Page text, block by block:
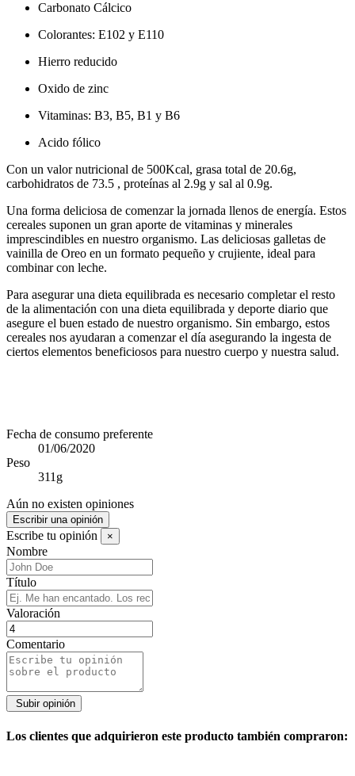
Carbonato Cálcico
Colorantes: E102 y E110
Hierro reducido
Oxido de zinc
Vitaminas: B3, B5, B1 y B6
Acido fólico
Con un valor nutricional de 500Kcal, grasa total de 20.6g,
carbohidratos de 73.5 , proteínas al 2.9g y sal al 0.9g.
Una forma deliciosa de comenzar la jornada llenos de energía. Estos
cereales suponen un gran aporte de vitaminas y minerales
imprescindibles en nuestro organismo. Las deliciosas galletas de
vainilla de Oreo en un formato pequeño y crujiente, ideal para
combinar con leche.
Para asegurar una dieta equilibrada es necesario completar el resto
de la alimentación con una dieta equilibrada y deporte diario que
asegure el buen estado de nuestro organismo. Sin embargo, estos
cereales nos ayudaran a comenzar el día asegurando la ingesta de
ciertos elementos beneficiosos para nuestro cuerpo y nuestra salud.
Fecha de consumo preferente
01/06/2020
Peso
311g
Aún no existen opiniones
Escribir una opinión
Escribe tu opinión ×
Nombre
Título
Valoración
Comentario
Los clientes que adquirieron este producto también compraron: